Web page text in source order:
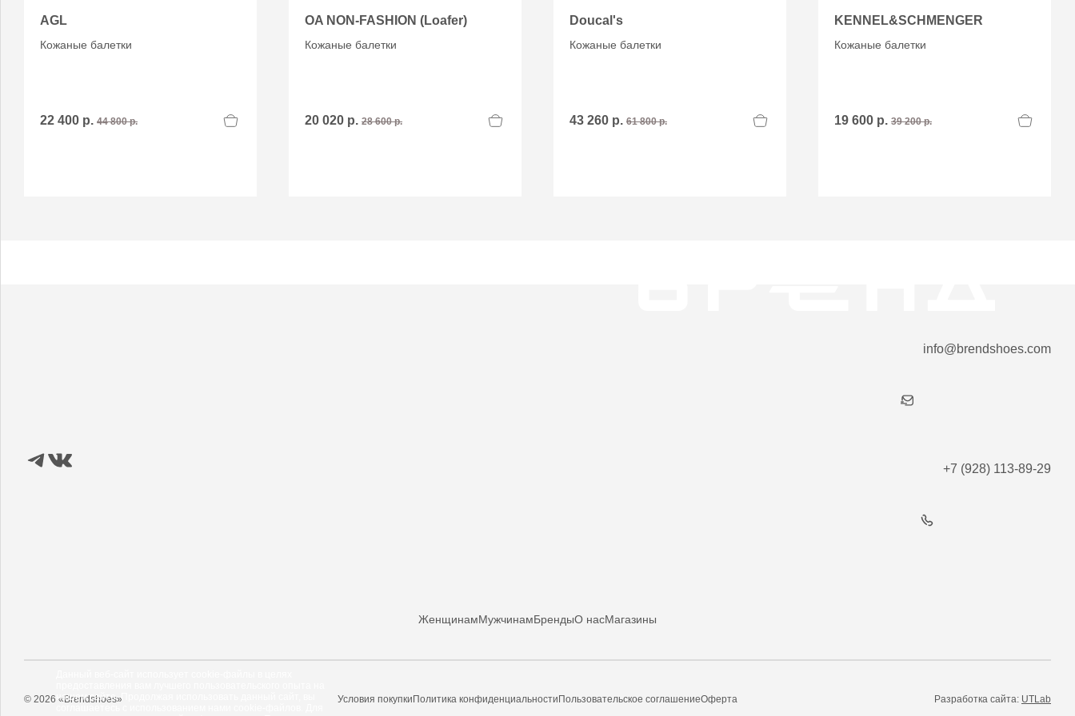
AGL
Кожаные балетки
22 400 р. 44 800 р.
OA NON-FASHION (Loafer)
Кожаные балетки
20 020 р. 28 600 р.
Doucal's
Кожаные балетки
43 260 р. 61 800 р.
KENNEL&SCHMENGER
Кожаные балетки
19 600 р. 39 200 р.
ЖенщинамМужчинамБрендыО насМагазины
info@brendshoes.com
+7 (928) 113-89-29
© 2026 «Brendshoes» Условия покупки Политика конфиденциальности Пользовательское соглашениеОферта Разработка сайта: UTLab
нашем сайте. Продолжая использовать данный сайт, вы